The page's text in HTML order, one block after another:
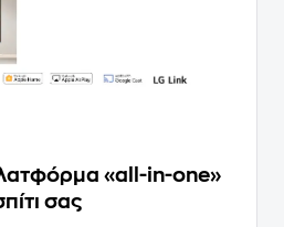
«all-in-one»
σας